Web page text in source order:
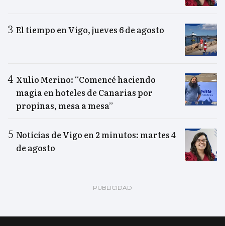
El tiempo en Vigo, jueves 6 de agosto
Xulio Merino: “Comencé haciendo
magia en hoteles de Canarias por
propinas, mesa a mesa”
Noticias de Vigo en 2 minutos: martes 4
de agosto